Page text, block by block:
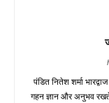
पंडित नितेश शर्मा
गहन ज्ञान और अनुभव